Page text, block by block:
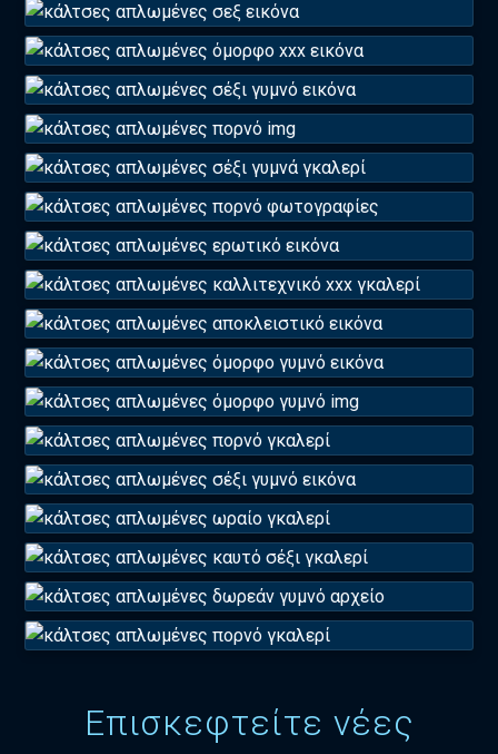
Επισκεφτείτε νέες